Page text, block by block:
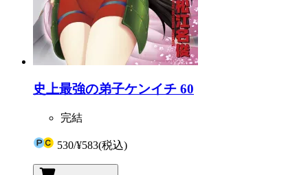
史上最強の弟子ケンイチ 60
完結
530/¥583(税込)